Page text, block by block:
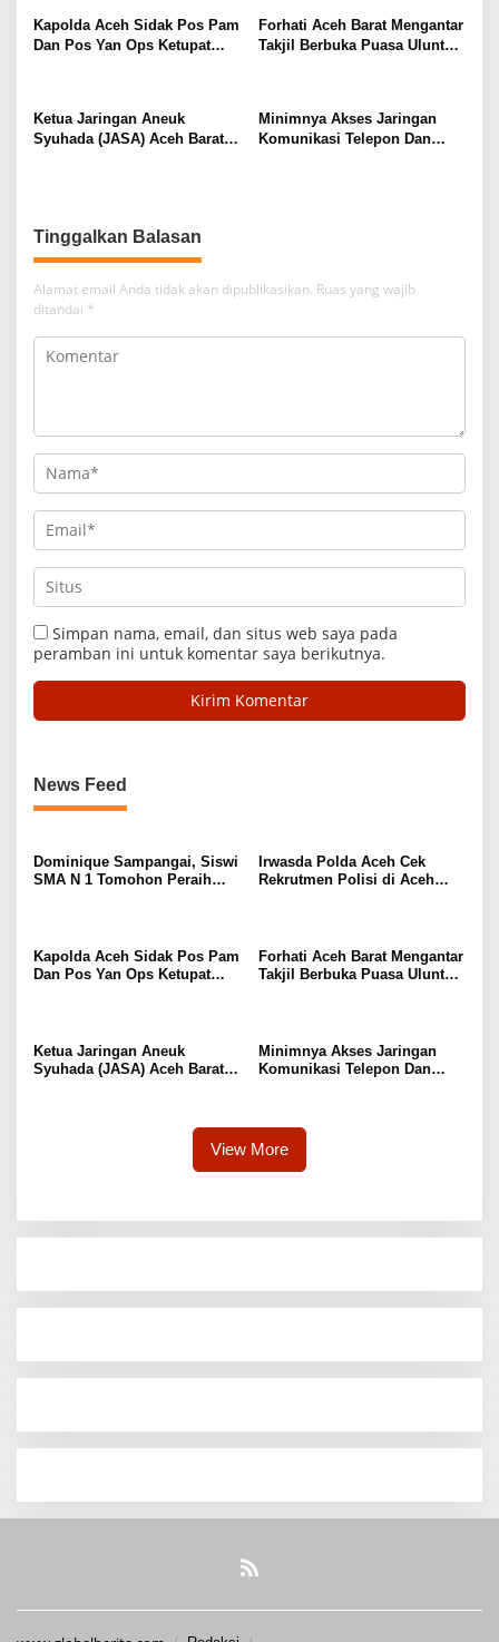
s
Kapolda Aceh Sidak Pos Pam
Dan Pos Yan Ops Ketupat
Forhati Aceh Barat Mengantar
Takjil Berbuka Puasa Uluntuk
Ketua Jaringan Aneuk
Syuhada (JASA) Aceh Barat
Minimnya Akses Jaringan
Komunikasi Telepon Dan
Tinggalkan Balasan
Alamat email Anda tidak akan dipublikasikan. Ruas yang wajib
ditandai *
Simpan nama, email, dan situs web saya pada
peramban ini untuk komentar saya berikutnya.
News Feed
Dominique Sampangai, Siswi
SMA N 1 Tomohon Peraih
Irwasda Polda Aceh Cek
Rekrutmen Polisi di Aceh
Kapolda Aceh Sidak Pos Pam
Dan Pos Yan Ops Ketupat
Forhati Aceh Barat Mengantar
Takjil Berbuka Puasa Uluntuk
Ketua Jaringan Aneuk
Syuhada (JASA) Aceh Barat
Minimnya Akses Jaringan
Komunikasi Telepon Dan
View More